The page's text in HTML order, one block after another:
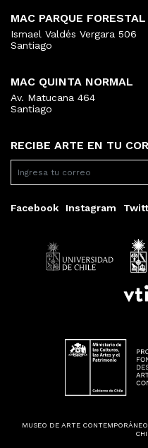
RECIBE ARTE EN TU
Facebook Instagram
MAC PARQUE FORESTAL
Ismael Valdés Vergara 506
Santiago
MAC QUINTA NORMAL
Av. Matucana 464
Santiago
MUSEO DE ARTE